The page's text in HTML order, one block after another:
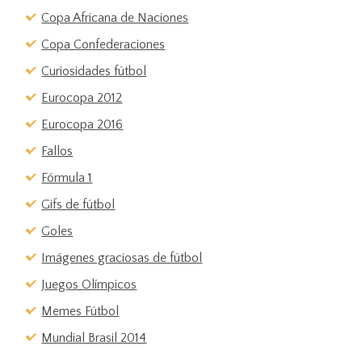
Copa Africana de Naciones
Copa Confederaciones
Curiosidades fútbol
Eurocopa 2012
Eurocopa 2016
Fallos
Fórmula 1
Gifs de fútbol
Goles
Imágenes graciosas de fútbol
Juegos Olímpicos
Memes Fútbol
Mundial Brasil 2014